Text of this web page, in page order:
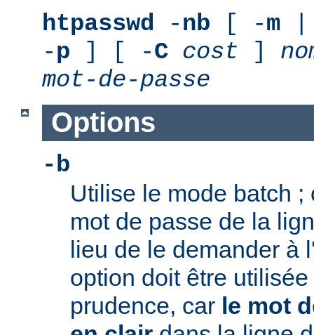
htpasswd -nb [ -m
-p ] [ -C cost ]
mot-de-passe
Options
-b
Utilise le mode batch
mot de passe de la
lieu de le demander à
option doit être
prudence, car le mot